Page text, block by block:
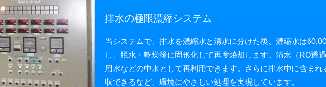
排水の極限濃縮システム
当システムで、排水を濃縮水と清水に分けた後、濃縮水は
し、脱水・乾燥後に固形化して再度焼却します。清水（RO透
用水などの中水として再利用できます。さらに排水中に含まれ
収できるなど、環境にやさしい処理を実現しています。